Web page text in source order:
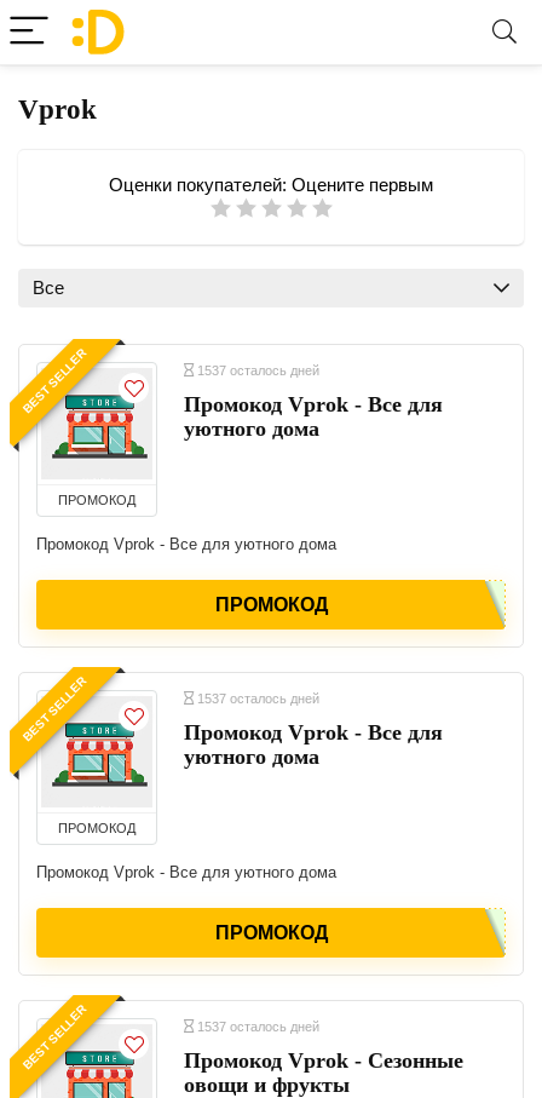
Vprok
Оценки покупателей: Оцените первым
Все
BEST SELLER
ПРОМОКОД
1537 осталось дней
Промокод Vprok - Все для
уютного дома
Промокод Vprok - Все для уютного дома
ПРОМОКОД
BEST SELLER
ПРОМОКОД
1537 осталось дней
Промокод Vprok - Все для
уютного дома
Промокод Vprok - Все для уютного дома
ПРОМОКОД
BEST SELLER 1537 осталось дней
Промокод Vprok - Сезонные
овощи и фрукты